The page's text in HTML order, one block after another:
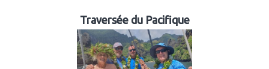
Traversée du Pacifique